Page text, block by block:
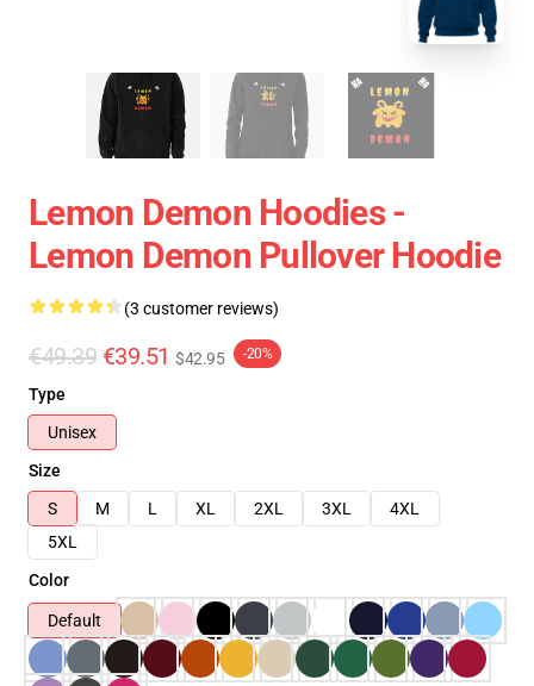
Lemon Demon Hoodies -
Lemon Demon Pullover Hoodie
(3 customer reviews)
€49.39 €39.51 $42.95 -20%
Type
Unisex
Size
S
M L XL 2XL 3XL
4XL
5XL
Color
Default